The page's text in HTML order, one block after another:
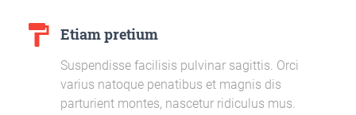
format_paint Etiam pretium
Suspendisse facilisis pulvinar sagittis. Orci
varius natoque penatibus et magnis dis
parturient montes, nascetur ridiculus mus.